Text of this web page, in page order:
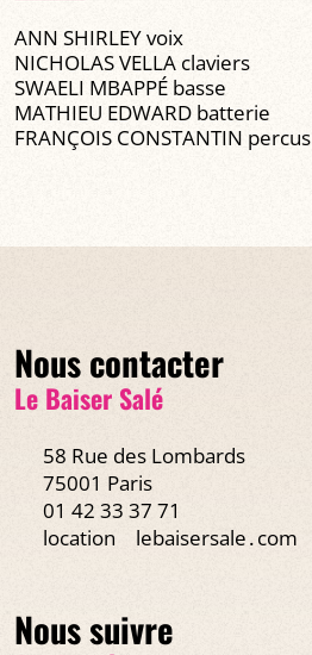
ANN SHIRLEY voix
NICHOLAS VELLA claviers
SWAELI MBAPPÉ basse
MATHIEU EDWARD batterie
FRANÇOIS CONSTANTIN percus
Nous contacter
Le Baiser Salé
58 Rue des Lombards
75001 Paris
01 42 33 37 71
location
lebaisersale․com
Nous suivre